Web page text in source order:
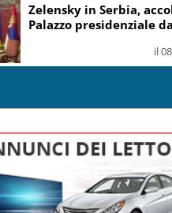
Zelensky in Serbia,
Palazzo presidenziale
il